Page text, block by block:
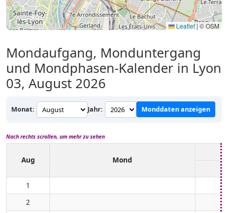
Leaflet|© OSM
Mondaufgang, Monduntergang
und Mondphasen-Kalender in Lyon
03, August 2026
Monat: Jahr: Monddaten anzeigen
Nach rechts scrollen, um mehr zu sehen
Aug Mond
1
2